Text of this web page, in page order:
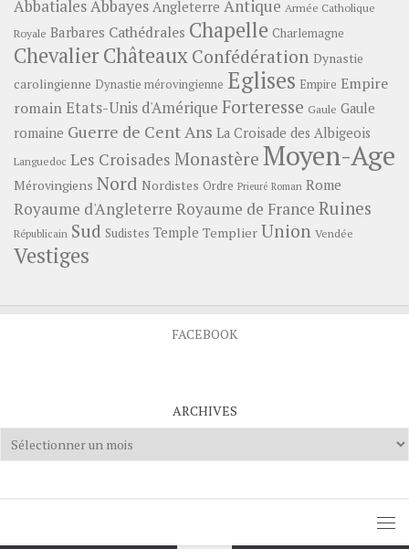
AbbatialesAbbayes Angleterre Antique Armée Catholique
Royale Barbares Cathédrales Chapelle Charlemagne
ChevalierChâteauxConfédération Dynastie
carolingienne Dynastie mérovingienne Eglises Empire Empire
romainEtats-Unis d'Amérique Forteresse Gaule Gaule
romaine Guerre de Cent Ans La Croisade des Albigeois
Languedoc Les Croisades Monastère Moyen-Age
Mérovingiens Nord Nordistes Ordre Prieuré Roman Rome
Royaume d'Angleterre Royaume de France Ruines
Républicain Sud Sudistes Temple Templier Union Vendée
Vestiges
FACEBOOK
ARCHIVES
Archives